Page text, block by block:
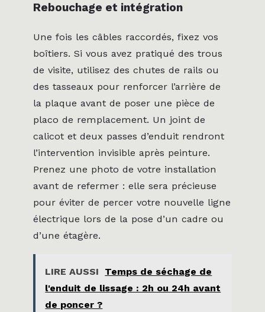
Rebouchage et intégration
Une fois les câbles raccordés, fixez vos
boîtiers. Si vous avez pratiqué des trous
de visite, utilisez des chutes de rails ou
des tasseaux pour renforcer l’arrière de
la plaque avant de poser une pièce de
placo de remplacement. Un joint de
calicot et deux passes d’enduit rendront
l’intervention invisible après peinture.
Prenez une photo de votre installation
avant de refermer : elle sera précieuse
pour éviter de percer votre nouvelle ligne
électrique lors de la pose d’un cadre ou
d’une étagère.
LIRE AUSSI
Temps de séchage de
l'enduit de lissage : 2h ou 24h avant
de poncer ?